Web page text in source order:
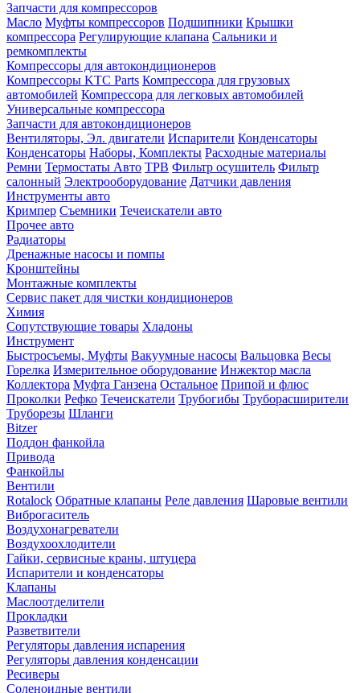
Запчасти для компрессоров
Масло Муфты компрессоров Подшипники Крышки
компрессора Регулирующие клапана Сальники и
ремкомплекты
Компрессоры для автокондиционеров
Компрессоры KTC Parts Компрессора для грузовых
автомобилей Компрессора для легковых автомобилей
Универсальные компрессора
Запчасти для автокондиционеров
Вентиляторы, Эл. двигатели Испарители Конденсаторы
Конденсаторы Наборы, Комплекты Расходные материалы
Ремни Термостаты Авто ТРВ Фильтр осушитель Фильтр
салонный Электрооборудование Датчики давления
Инструменты авто
Кримпер Съемники Течеискатели авто
Прочее авто
Радиаторы
Дренажные насосы и помпы
Кронштейны
Монтажные комплекты
Сервис пакет для чистки кондиционеров
Химия
Сопутствующие товары Хладоны
Инструмент
Быстросъемы, Муфты Вакуумные насосы Вальцовка Весы
Горелка Измерительное оборудование Инжектор масла
Коллектора Муфта Ганзена Остальное Припой и флюс
Проколки Рефко Течеискатели Трубогибы Труборасширители
Труборезы Шланги
Bitzer
Поддон фанкойла
Привода
Фанкойлы
Вентили
Rotalock Обратные клапаны Реле давления Шаровые вентили
Виброгаситель
Воздухонагреватели
Воздухоохлодители
Гайки, сервисные краны, штуцера
Испарители и конденсаторы
Клапаны
Маслоотделители
Прокладки
Разветвители
Регуляторы давления испарения
Регуляторы давления конденсации
Ресиверы
Соленоидные вентили